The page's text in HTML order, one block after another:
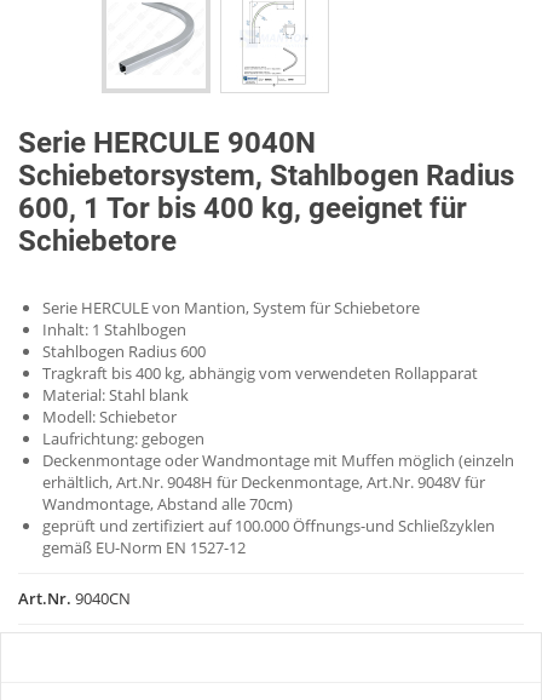
Serie HERCULE 9040N
Schiebetorsystem, Stahlbogen Radius
600, 1 Tor bis 400 kg, geeignet für
Schiebetore
Serie HERCULE von Mantion, System für Schiebetore
Inhalt: 1 Stahlbogen
Stahlbogen Radius 600
Tragkraft bis 400 kg, abhängig vom verwendeten Rollapparat
Material: Stahl blank
Modell: Schiebetor
Laufrichtung: gebogen
Deckenmontage oder Wandmontage mit Muffen möglich (einzeln
erhältlich, Art.Nr. 9048H für Deckenmontage, Art.Nr. 9048V für
Wandmontage, Abstand alle 70cm)
geprüft und zertifiziert auf 100.000 Öffnungs-und Schließzyklen
gemäß EU-Norm EN 1527-12
Art.Nr. 9040CN